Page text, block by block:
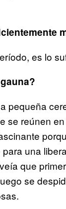
es lo
pequeña
se reúnen
una
que
se